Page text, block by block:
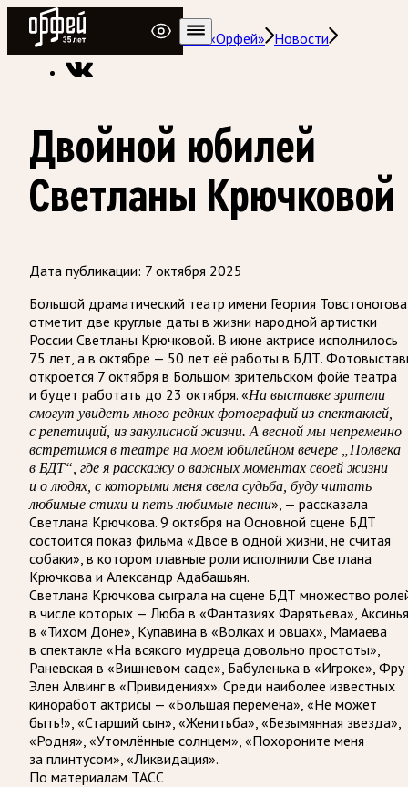
Радио Орфей
Радио классической музыки «Орфей» Новости
Двойной юбилей
Светланы Крючковой
Дата публикации: 7 октября 2025
Большой драматический театр имени Георгия Товстоногова
отметит две круглые даты в жизни народной артистки
России Светланы Крючковой. В июне актрисе исполнилось
75 лет, а в октябре — 50 лет её работы в БДТ.
откроется 7 октября в Большом зрительском фойе театра
и будет работать до 23 октября. «На выставке зрители
смогут увидеть много редких фотографий из спектаклей,
с репетиций, из закулисной жизни. А весной мы непременно
встретимся в театре на моем юбилейном вечере „Полвека
в БДТ“, где я расскажу о важных моментах своей жизни
и о людях, с которыми меня свела судьба, буду читать
любимые стихи и петь любимые песни», — рассказала
Светлана Крючкова. 9 октября на Основной сцене БДТ
состоится показ фильма «Двое в одной жизни, не считая
собаки», в котором главные роли исполнили Светлана
Крючкова и Александр Адабашьян.
Светлана Крючкова сыграла на сцене БДТ множество
в числе которых — Люба в «Фантазиях Фарятьева», Аксинья
в «Тихом Доне», Купавина в «Волках и овцах», Мамаева
в спектакле «На всякого мудреца довольно простоты»,
Раневская в «Вишневом саде», Бабуленька в «Игроке», Фру
Элен Алвинг в «Привидениях». Среди наиболее известных
киноработ актрисы — «Большая перемена», «Не может
быть!», «Старший сын», «Женитьба», «Безымянная звезда»,
«Родня», «Утомлённые солнцем», «Похороните меня
за плинтусом», «Ликвидация».
По материалам ТАСС